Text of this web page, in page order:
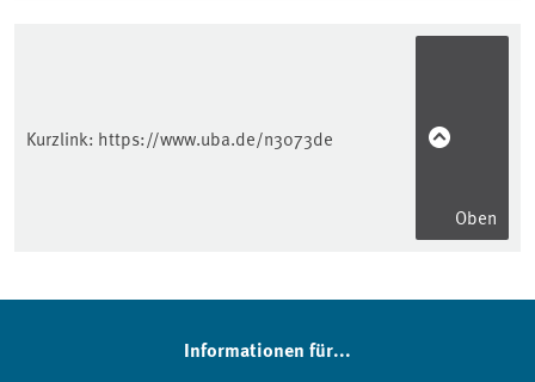
Kurzlink: https://www.uba.de/n3073de
Oben
Informationen für...